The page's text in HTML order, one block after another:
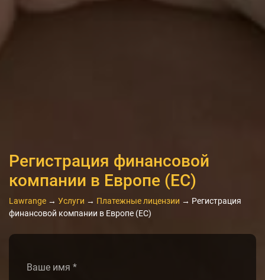
Регистрация финансовой
компании в Европе (ЕС)
Lawrange → Услуги → Платежные лицензии → Регистрация
финансовой компании в Европе (ЕС)